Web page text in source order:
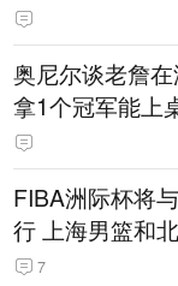
奥尼尔谈老詹
拿1个冠军能上
FIBA洲际杯将
行 上海男篮和
7